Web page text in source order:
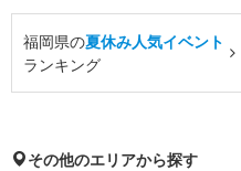
福岡県の夏休み人気イベント
ランキング
その他のエリアから探す